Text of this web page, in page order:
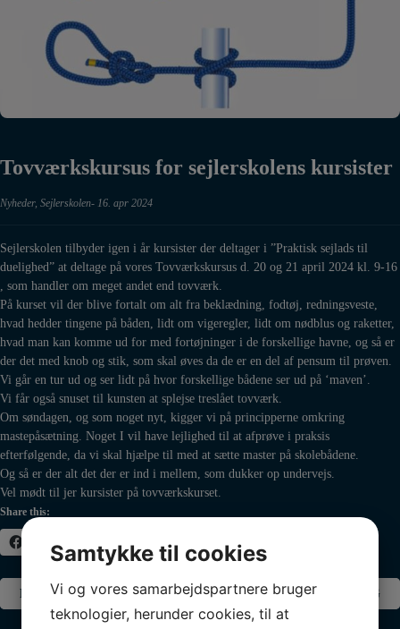
Tovværkskursus for sejlerskolens kursister
Nyheder, Sejlerskolen 16. apr 2024
Sejlerskolen tilbyder igen i år kursister der deltager i ”Praktisk sejlads til
duelighed” at deltage på vores Tovværkskursus d. 20 og 21 april 2024 kl. 9-16
, som handler om meget andet end tovværk.
På kurset vil der blive fortalt om alt fra beklædning, fodtøj, redningsveste,
hvad hedder tingene på båden, lidt om vigeregler, lidt om nødblus og raketter,
hvad man kan komme ud for med fortøjninger i de forskellige havne, og så er
der det med knob og stik, som skal øves da de er en del af pensum til prøven.
Vi går en tur ud og ser lidt på hvor forskellige bådene ser ud på ‘maven’.
Vi får også snuset til kunsten at splejse treslået tovværk.
Om søndagen, og som noget nyt, kigger vi på principperne omkring
mastepåsætning. Noget I vil have lejlighed til at afprøve i praksis
efterfølgende, da vi skal hjælpe til med at sætte master på skolebådene.
Og så er der alt det der er ind i mellem, som dukker op undervejs.
Vel mødt til jer kursister på tovværkskurset.
Share this:
Facebook X
Indlægsnavigation
FORRIGE INDLÆG NÆSTE INDLÆG
Samtykke til cookies
Vi og vores samarbejdspartnere bruger
teknologier, herunder cookies, til at